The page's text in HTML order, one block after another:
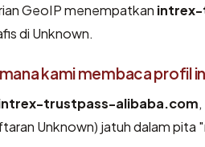
GeoIP menempatkan
di Unknown.
kami membaca profil
trustpass-alibaba.com
Unknown) jatuh dalam pita